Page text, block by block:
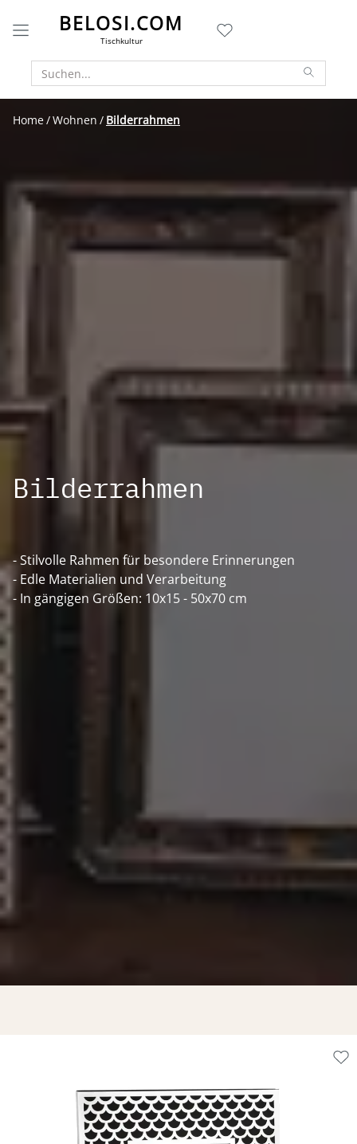
BELOSI.COM
Tischkultur
Home Wohnen Bilderrahmen
Bilderrahmen
- Stilvolle Rahmen für besondere Erinnerungen
- Edle Materialien und Verarbeitung
- In gängigen Größen: 10x15 - 50x70 cm